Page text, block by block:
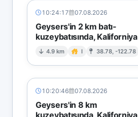
10:24:17 07.08.2026
Geysers'in 2 km batı-
kuzeybatısında, Kaliforniya
4.9 km I 38.78, -122.78
10:20:46 07.08.2026
Geysers'in 8 km
kuzeybatısında, Kaliforniya